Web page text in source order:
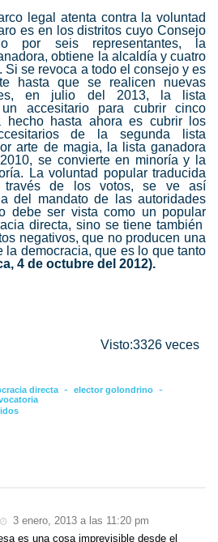
legal atenta contra la voluntad
es en los distritos cuyo Consejo
por seis representantes, la
obtiene la alcaldía y cuatro
Si se revoca a todo el consejo y es
hasta que se realicen nuevas
en julio del 2013, la lista
accesitario para cubrir cinco
hasta ahora es cubrir los
de la segunda lista
arte de magia, la lista ganadora
se convierte en minoría y la
La voluntad popular traducida
través de los votos, se ve así
del mandato de las autoridades
debe ser vista como un popular
directa, sino se tiene también
negativos, que no producen una
la democracia, que es lo que tanto
4 de octubre del 2012).
Visto:3326 veces
directa - elector golondrino -
3 enero, 2013 a las 11:20 pm
es una cosa imprevisible desde el